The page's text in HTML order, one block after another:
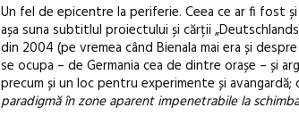
Un fel de epicentre la periferie. Ceea ce ar fi fost
așa suna subtitlul proiectului și cărții
din 2004 (pe vremea când Bienala mai era și
se ocupa – de Germania cea de dintre orașe – și
precum și un loc pentru experimente și avangardă;
paradigmă în zone aparent impenetrabile la